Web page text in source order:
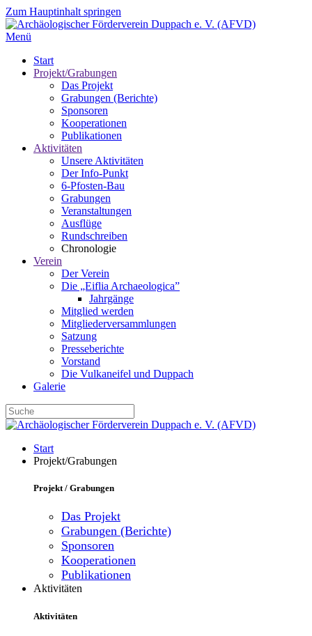
Zum Hauptinhalt springen
Menü
Start
Projekt/Grabungen
Das Projekt
Grabungen (Berichte)
Sponsoren
Kooperationen
Publikationen
Aktivitäten
Unsere Aktivitäten
Der Info-Punkt
6-Pfosten-Bau
Grabungen
Veranstaltungen
Ausflüge
Rundschreiben
Chronologie
Verein
Der Verein
Die „Eiflia Archaeologica”
Jahrgänge
Mitglied werden
Mitgliederversammlungen
Satzung
Presseberichte
Vorstand
Die Vulkaneifel und Duppach
Galerie
Start
Projekt/Grabungen
Projekt / Grabungen
Das Projekt
Grabungen (Berichte)
Sponsoren
Kooperationen
Publikationen
Aktivitäten
Aktivitäten